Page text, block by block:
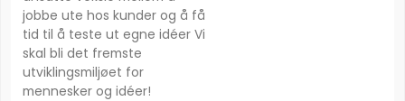
jobbe ute hos kunder og å få
tid til å teste ut egne idéer Vi
skal bli det fremste
utviklingsmiljøet for
mennesker og idéer!